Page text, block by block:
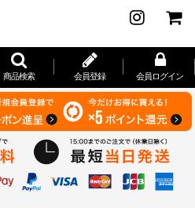
商品検索 会員登録 会員ログイン